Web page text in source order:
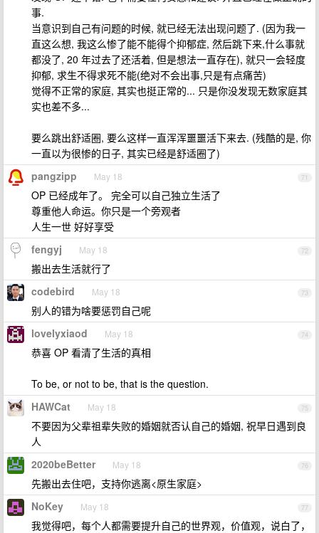
事.
当意识到自己有问题的时候, 就已经无法出现问题了. (因为我一
直这么想, 我这么惨了能不能得个抑郁症, 然后跳下来,什么事就
都没了, 20 年过去了还活着, 但是想法一直存在), 就只一会轻度
抑郁, 求生不得求死不能(绝对不会出事,只是有点痛苦)
觉得不正常的家庭, 其实也挺正常的... 只是你没发现无数家庭其
实也差不多...
要么跳出舒适圈, 要么这样一直浑浑噩噩活下来去. (残酷的是, 你
一直以为很惨的日子, 其实已经是舒适圈了)
71
pangzipp May 18
OP 已经成年了。 完全可以自己独立生活了
尊重他人命运。你只是一个旁观者
人生一世 好好享受
72
fengyj May 18
搬出去生活就行了
73
codebird May 18
别人的错为啥要惩罚自己呢
74
lovelyxiaod May 18
恭喜 OP 看清了生活的真相
To be, or not to be, that is the question.
75
HAWCat May 18
不要因为父辈祖辈失败的婚姻就否认自己的婚姻, 祝早日遇到良
人
76
2020beBetter May 18
先搬出去住吧，支持你逃离<原生家庭>
77
NoKey May 18
我觉得吧，每个人都需要提升自己的世界观，价值观，说白了，